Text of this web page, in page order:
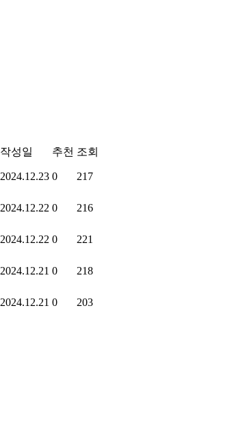
작성일 추천 조회
2024.12.23 0 217
2024.12.22 0 216
2024.12.22 0 221
2024.12.21 0 218
2024.12.21 0 203